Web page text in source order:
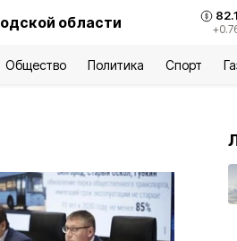
области
Общество Политика Спорт